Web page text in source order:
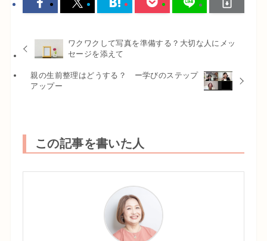
ワクワクして写真を準備する？大切な人にメッ
セージを添えて
親の生前整理はどうする？ ー学びのステップ
アップー
この記事を書いた人